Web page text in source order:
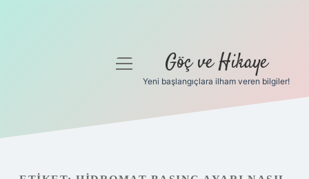
Gizlilik Politikası
menüyü
Göç ve Hikaye
Yeni başlangıçlara ilham veren bilgiler!